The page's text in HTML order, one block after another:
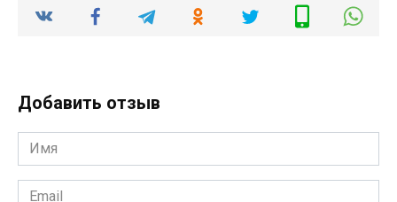
Добавить отзыв
Имя
*
Email